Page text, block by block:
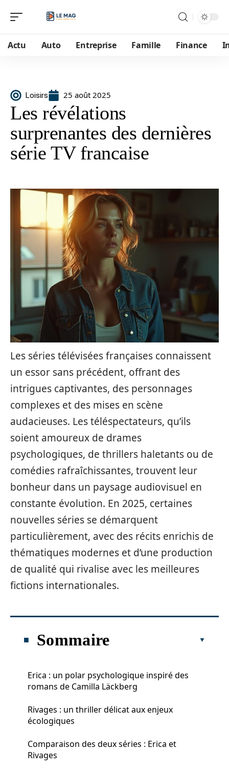
Actu Auto Entreprise Famille Finance
Loisirs 25 août 2025
Les révélations
surprenantes des dernières
série TV francaise
Les séries télévisées françaises connaissent
un essor sans précédent, offrant des
intrigues captivantes, des personnages
complexes et des mises en scène
audacieuses. Les téléspectateurs, qu’ils
soient amoureux de drames
psychologiques, de thrillers haletants ou de
comédies rafraîchissantes, trouvent leur
bonheur dans un paysage audiovisuel en
constante évolution. En 2025, certaines
nouvelles séries se démarquent
particulièrement, avec des récits enrichis de
thématiques modernes et d’une production
de qualité qui rivalise avec les meilleures
fictions internationales.
Sommaire
Erica : un polar psychologique inspiré des
romans de Camilla Läckberg
Rivages : un thriller délicat aux enjeux
écologiques
Comparaison des deux séries : Erica et
Rivages